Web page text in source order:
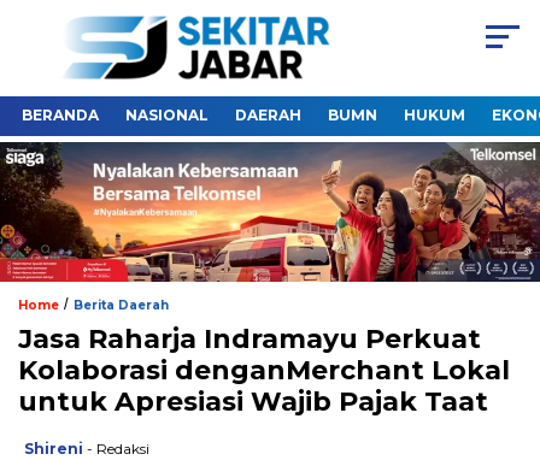
BERANDA NASIONAL DAERAH BUMN HUKUM
Home / Berita Daerah
Jasa Raharja Indramayu Perkuat
Kolaborasi denganMerchant Lokal
untuk Apresiasi Wajib Pajak Taat
Shireni - Redaksi